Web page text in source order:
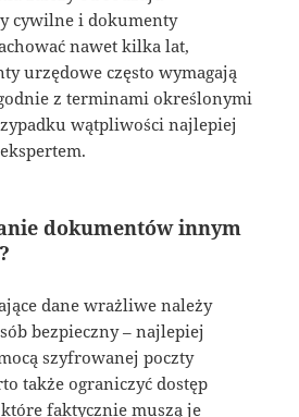
cywilne i dokumenty
nawet kilka lat,
urzędowe często wymagają
z terminami określonymi
wątpliwości najlepiej
dokumentów innym
dane wrażliwe należy
bezpieczny – najlepiej
szyfrowanej poczty
także ograniczyć dostęp
faktycznie muszą je